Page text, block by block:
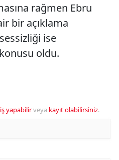
rağmen Ebru
bir açıklama
sessizliği ise
oldu.
yapabilirveya kayıt olabilirsiniz.